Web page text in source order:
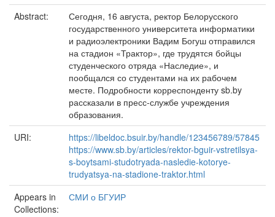
Abstract:
Сегодня, 16 августа, ректор Белорусского
государственного университета информатики
и радиоэлектроники Вадим Богуш отправился
на стадион «Трактор», где трудятся бойцы
студенческого отряда «Наследие», и
пообщался со студентами на их рабочем
месте. Подробности корреспонденту sb.by
рассказали в пресс-службе учреждения
образования.
URI:
https://libeldoc.bsuir.by/handle/123456789/57845
https://www.sb.by/articles/rektor-bguir-vstretilsya-
s-boytsami-studotryada-nasledie-kotorye-
trudyatsya-na-stadione-traktor.html
Appears in
Collections:
СМИ о БГУИР